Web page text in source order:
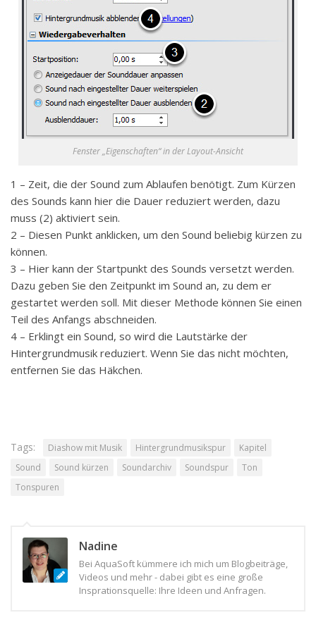
Fenster „Eigenschaften“ in der Layout-Ansicht
1 – Zeit, die der Sound zum Ablaufen benötigt. Zum Kürzen
des Sounds kann hier die Dauer reduziert werden, dazu
muss (2) aktiviert sein.
2 – Diesen Punkt anklicken, um den Sound beliebig kürzen zu
können.
3 – Hier kann der Startpunkt des Sounds versetzt werden.
Dazu geben Sie den Zeitpunkt im Sound an, zu dem er
gestartet werden soll. Mit dieser Methode können Sie einen
Teil des Anfangs abschneiden.
4 – Erklingt ein Sound, so wird die Lautstärke der
Hintergrundmusik reduziert. Wenn Sie das nicht möchten,
entfernen Sie das Häkchen.
Tags: Diashow mit Musik Hintergrundmusikspur
Kapitel
Sound
Sound kürzen Soundarchiv Soundspur
Ton
Tonspuren
Nadine
Bei AquaSoft kümmere ich mich um Blogbeiträge,
Videos und mehr - dabei gibt es eine große
Insprationsquelle: Ihre Ideen und Anfragen.